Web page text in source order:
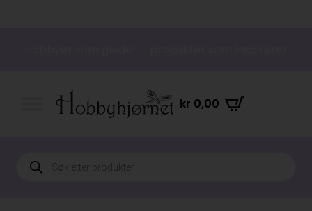
kr 0,00
Products
search